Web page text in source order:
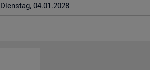
Diens­tag, 04.01.2028